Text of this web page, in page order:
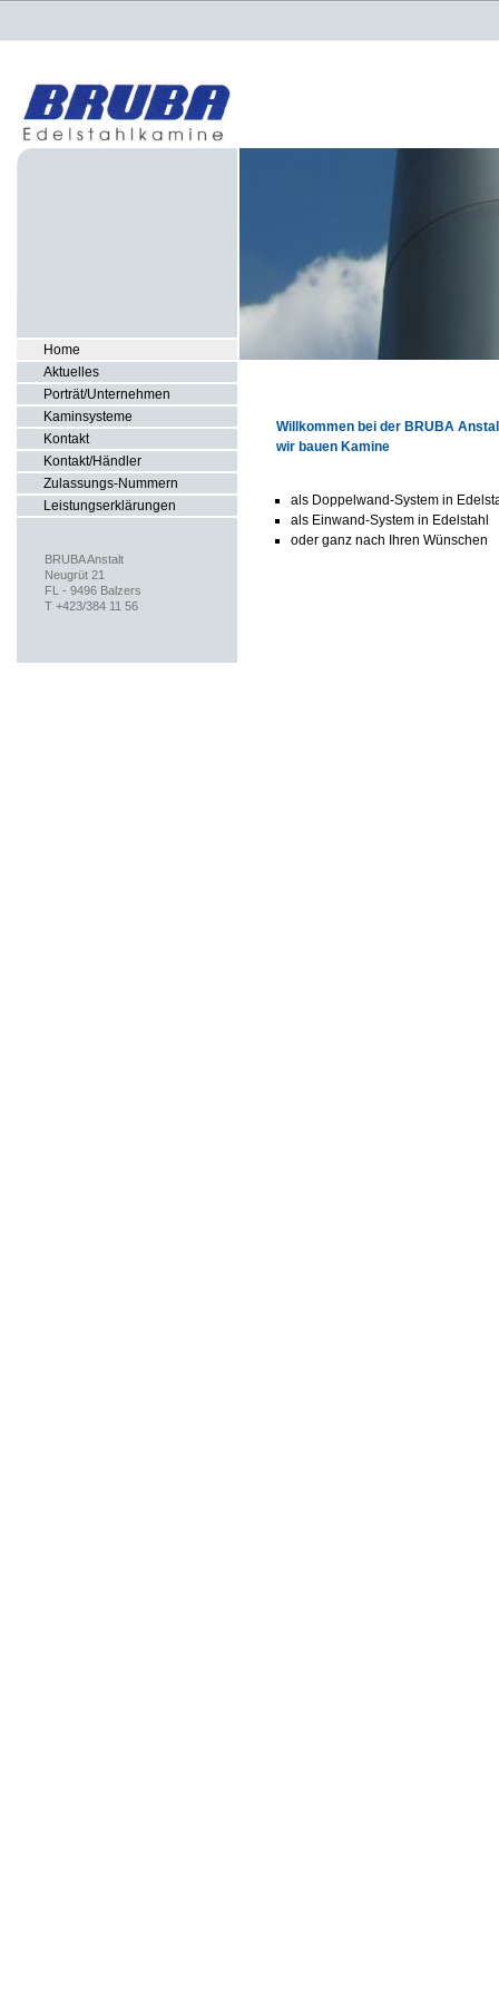
Home
Aktuelles
Porträt/Unternehmen
Kaminsysteme
Kontakt
Kontakt/Händler
Zulassungs-Nummern
Leistungserklärungen
Willkommen bei der BRUBA
wir bauen Kamine
als Doppelwand-System in
als Einwand-System in Edelstahl
oder ganz nach Ihren Wünschen
BRUBA Anstalt
Neugrüt 21
FL - 9496 Balzers
T +423/384 11 56